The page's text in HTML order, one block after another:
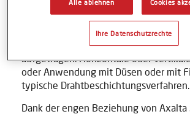
Millimetern messen.
Der Drahtlack wird je nach Form und
zu beschichtenden Drahtes
aufgetragen. Horizontale oder
oder Anwendung mit Düsen oder mit
typische Drahtbeschichtungsverfahren.
Dank der engen Beziehung von Axalta
Alle ablehnen Cookies
Ihre Datenschutzrechte